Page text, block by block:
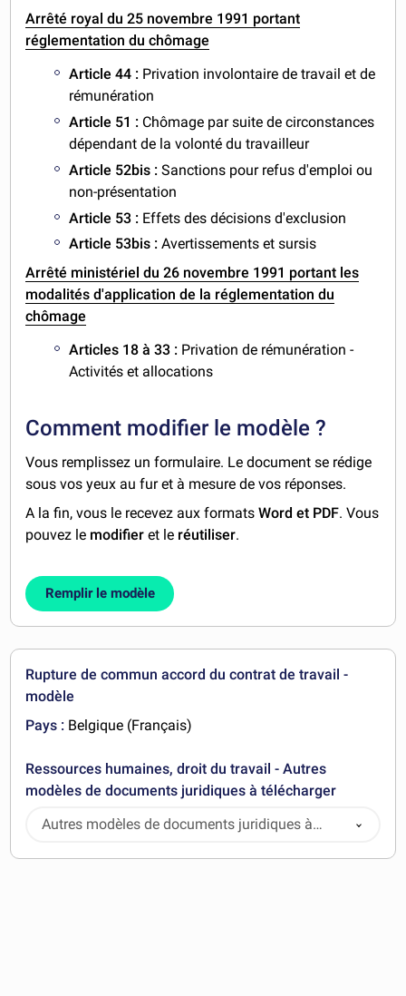
Arrêté royal du 25 novembre 1991 portant
réglementation du chômage
Article 44 : Privation involontaire de travail et de
rémunération
Article 51 : Chômage par suite de circonstances
dépendant de la volonté du travailleur
Article 52bis : Sanctions pour refus d'emploi ou
non-présentation
Article 53 : Effets des décisions d'exclusion
Article 53bis : Avertissements et sursis
Arrêté ministériel du 26 novembre 1991 portant les
modalités d'application de la réglementation du
chômage
Articles 18 à 33 : Privation de rémunération -
Activités et allocations
Comment modifier le modèle ?
Vous remplissez un formulaire. Le document se rédige
sous vos yeux au fur et à mesure de vos réponses.
A la fin, vous le recevez aux formatsWord et PDF. Vous
pouvez le modifier et le réutiliser.
Remplir le modèle
Rupture de commun accord du contrat de travail -
modèle
Pays : Belgique (Français)
Ressources humaines, droit du travail - Autres
modèles de documents juridiques à télécharger
Autres modèles de documents juridiques à
télécharger